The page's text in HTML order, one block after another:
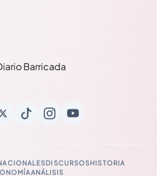
DISCURSOSHISTORIA
ANÁLISIS